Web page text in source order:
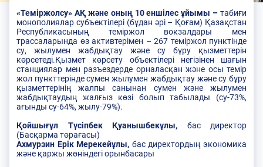
«Теміржолсу» АҚ және оның 10 еншілес ұйымы – табиғи
монополиялар субъектілері (бұдан әрі – Қоғам) Қазақстан
Республикасының теміржол вокзалдары мен
трассаларында өз активтерімен – 267 теміржол пунктінде
су, жылумен жабдықтау және су бұру қызметтерін
көрсетеді.Қызмет көрсету объектілері негізінен шағын
станциялар мен разъездерде орналасқан және осы темір
жол пункттерінде сумен жылумен жабдықтау және су бұру
қызметтерінің жалпы санынан сумен және жылумен
жабдықтаудың жалғыз көзі болып табылады (су-73%,
ағынды су-64%, жылу-79%).
Қойшығұл Түсіпбек Қуанышбекұлы, бас директор
(Басқарма төрағасы)
Ахмурзин Ерік Мерекейұлы, бас директордың экономика
және қаржы жөніндегі орынбасары